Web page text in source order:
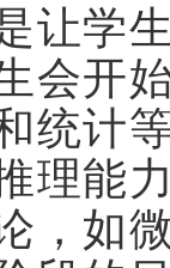
让学
会开
统计
理能
，如